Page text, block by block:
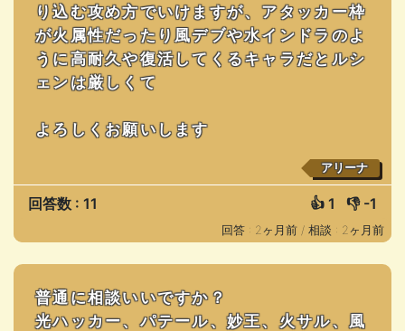
り込む攻め方でいけますが、アタッカー枠
が火属性だったり風デブや水インドラのよ
うに高耐久や復活してくるキャラだとルシ
ェンは厳しくて
よろしくお願いします
アリーナ
回答数 : 11 👍 1 👎 -1
回答 : 2ヶ月前 / 相談 : 2ヶ月前
普通に相談いいですか？
光ハッカー、パテール、妙王、火サル、風